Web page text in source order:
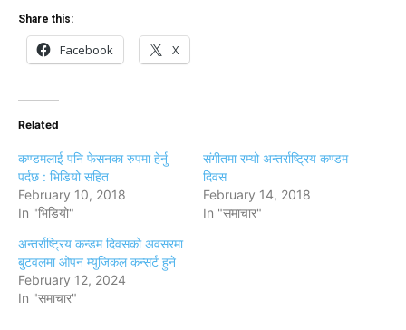
Share this:
Facebook X
Related
कण्डमलाई पनि फेसनका रुपमा हेर्नु
पर्दछ : भिडियो सहित
February 10, 2018
In "भिडियो"
संगीतमा रम्यो अन्तर्राष्ट्रिय कण्डम
दिवस
February 14, 2018
In "समाचार"
अन्तर्राष्ट्रिय कन्डम दिवसको अवसरमा
बुटवलमा ओपन म्युजिकल कन्सर्ट हुने
February 12, 2024
In "समाचार"